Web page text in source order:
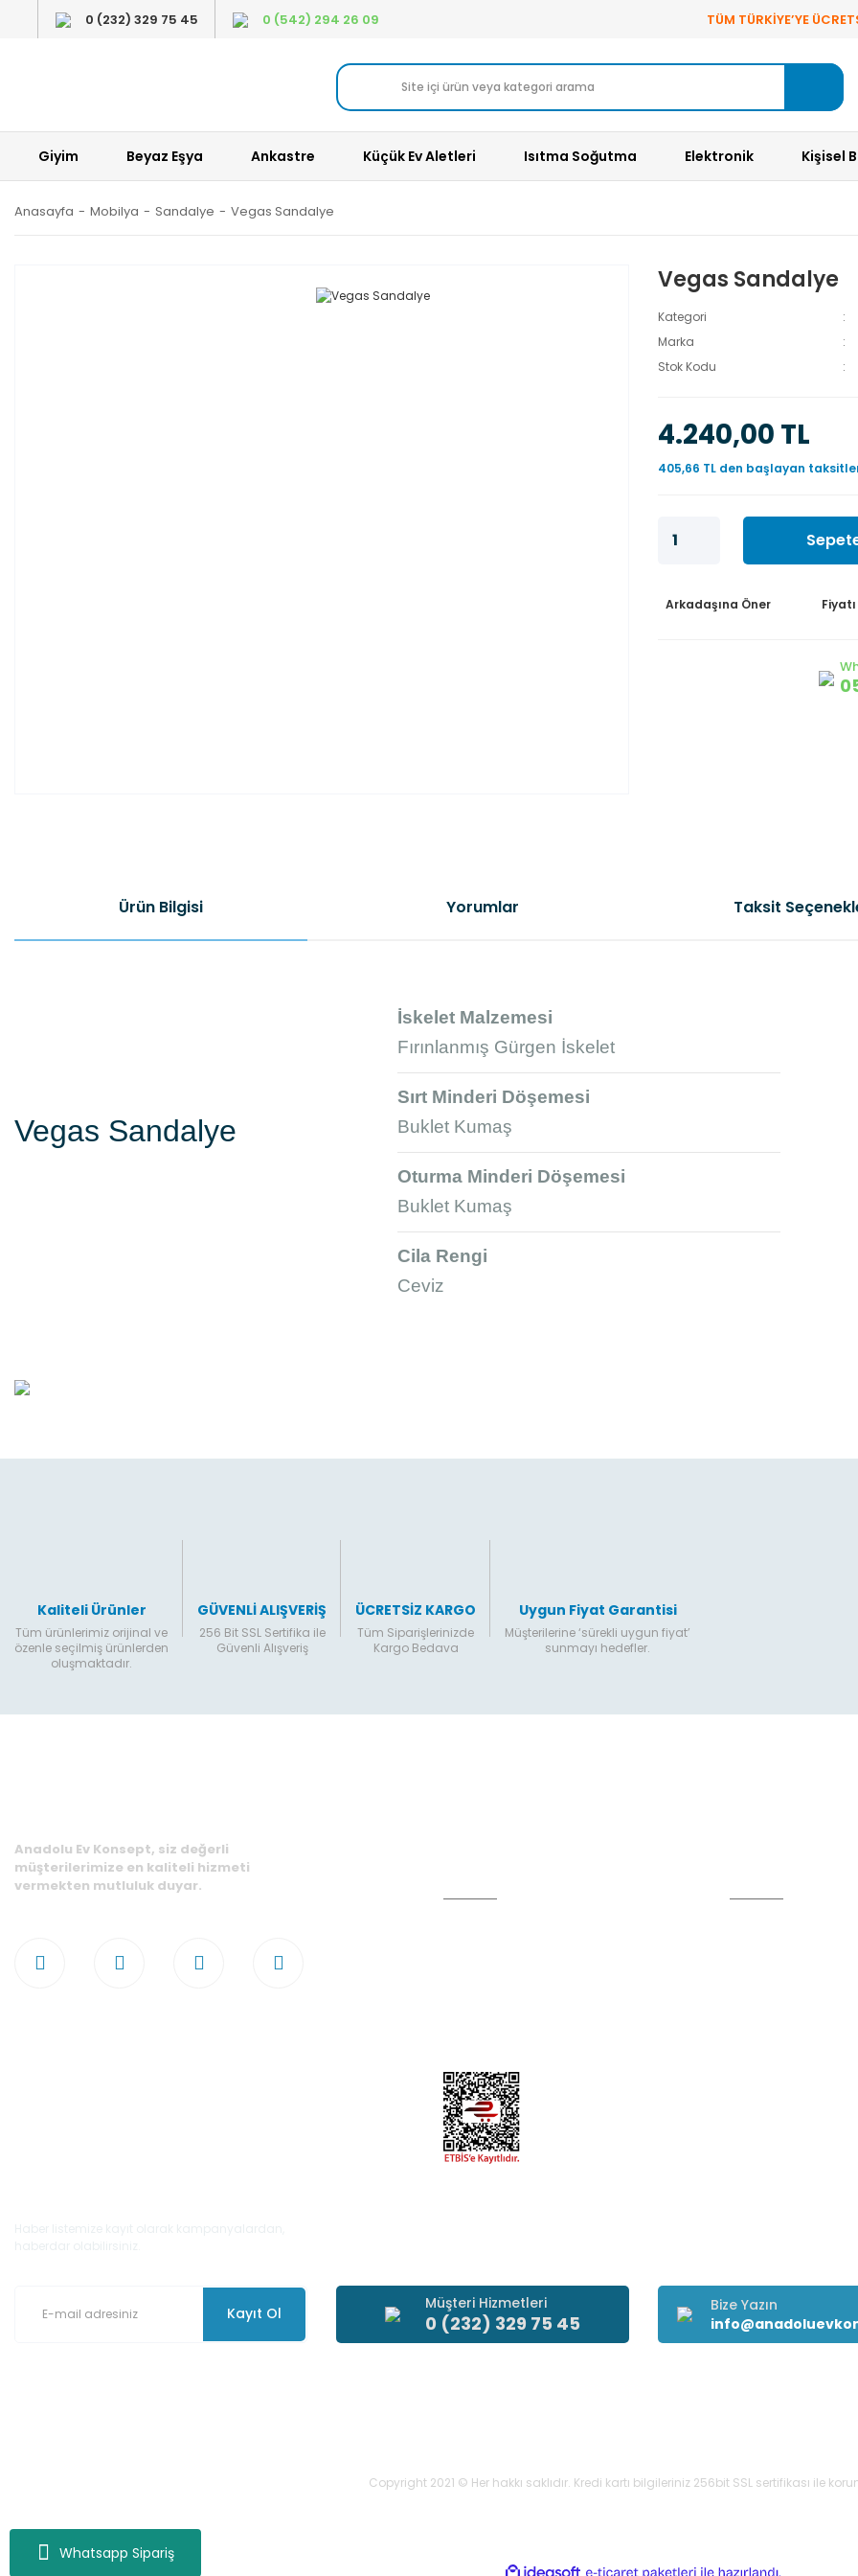
Whatsapp Sipariş
0 (232) 329 75 45 0 (542) 294 26 09 TÜM TÜRKİYE’YE
Giyim Beyaz Eşya Ankastre Küçük Ev Aletleri Isıtma Soğutma Elektronik Kişisel
Anasayfa Mobilya Sandalye Vegas Sandalye
Vegas Sandalye
Kategori
Marka
Stok Kodu
4.240,00 TL
405,66 TL den başlayan
Arkadaşına Öner
Ürün Bilgisi Yorumlar Taksit
Vegas Sandalye
İskelet Malzemesi
Fırınlanmış Gürgen İskelet
Sırt Minderi Döşemesi
Buklet Kumaş
Oturma Minderi Döşemesi
Buklet Kumaş
Cila Rengi
Ceviz
Kaliteli Ürünler
Tüm ürünlerimiz orijinal ve
özenle seçilmiş ürünlerden
oluşmaktadır.
GÜVENLİ ALIŞVERİŞ
256 Bit SSL Sertifika ile
Güvenli Alışveriş
ÜCRETSİZ KARGO
Tüm Siparişlerinizde
Kargo Bedava
Uygun Fiyat Garantisi
Müşterilerine ‘sürekli uygun fiyat’
sunmayı hedefler.
Anadolu Ev Konsept, siz değerli
müşterilerimize en kaliteli hizmeti
vermekten mutluluk duyar.
Kayıt Ol
Müşteri Hizmetleri
0 (232) 329 75 45
Bize Yazın
Copyright 2021 © Her hakkı saklıdır. Kredi kartı bilgileriniz 256bit SSL sertifikası ile
ideasoft e-